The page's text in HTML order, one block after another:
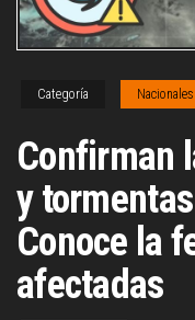
Categoría Nacionales
Confirman
y
Conoce la
afectadas